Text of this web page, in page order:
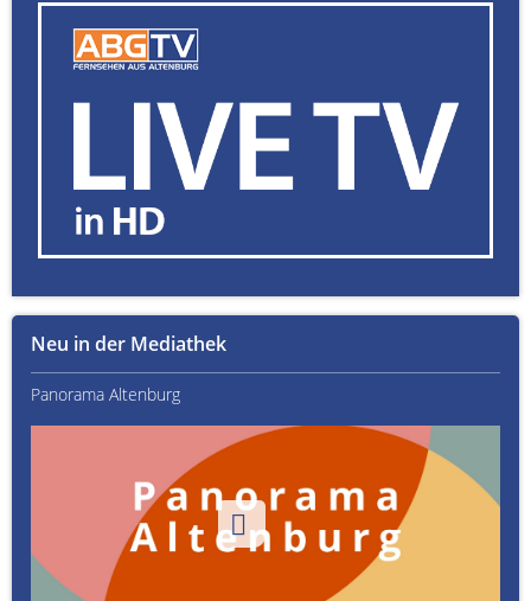
Neu in der Mediathek
Panorama Altenburg